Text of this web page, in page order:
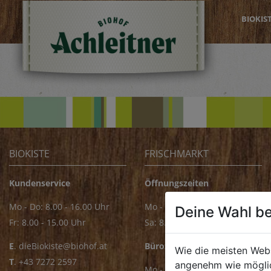
BIOKISTE
Kundenservice
Mo - Do: 8.00 - 16.00 Uhr
Fr: 8.00 - 15.00 Uhr
E. dieBiokiste@biohof.at
T. +43 7272 2597
FRISCHMARKT
Öffnungszeiten
Mo - Fr: 8.00 - 18.00 Uhr
Sa: 8.00 - 14.00 Uhr
Bürozeiten
Deine Wahl
Wie die meisten
angenehm wie